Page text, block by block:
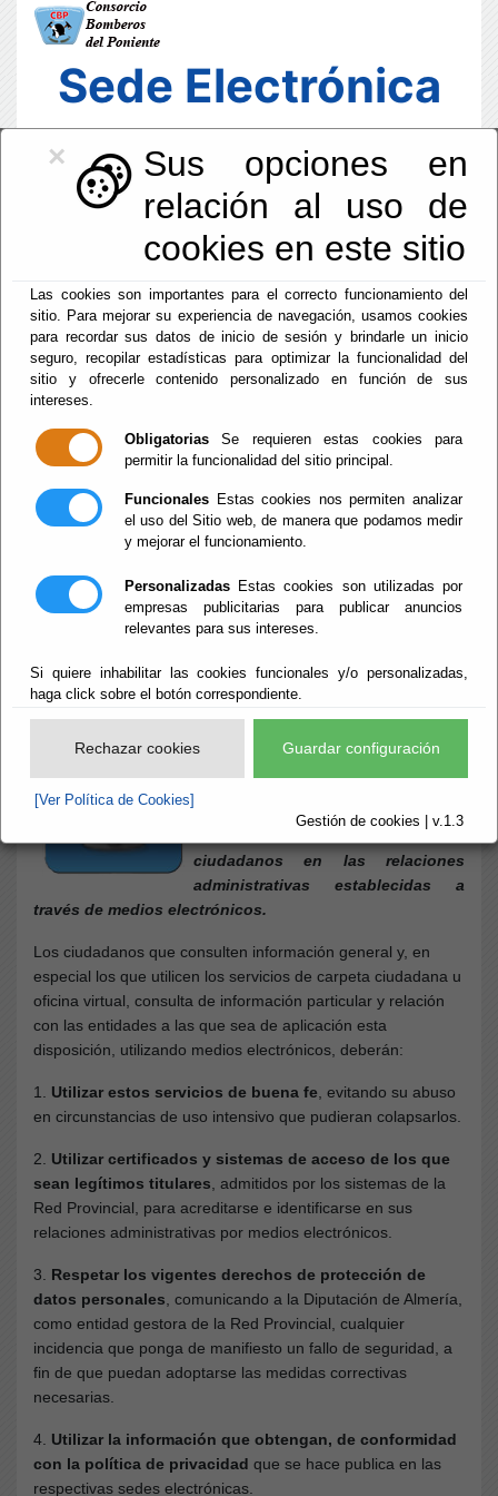
×
Sus opciones en
relación al uso de
cookies en este sitio
Las cookies son importantes para el correcto funcionamiento del
sitio. Para mejorar su experiencia de navegación, usamos cookies
para recordar sus datos de inicio de sesión y brindarle un inicio
seguro, recopilar estadísticas para optimizar la funcionalidad del
sitio y ofrecerle contenido personalizado en función de sus
intereses.
Obligatorias Se requieren estas cookies para
permitir la funcionalidad del sitio principal.
Funcionales Estas cookies nos permiten analizar
el uso del Sitio web, de manera que podamos medir
y mejorar el funcionamiento.
Personalizadas Estas cookies son utilizadas por
empresas publicitarias para publicar anuncios
relevantes para sus intereses.
Si quiere inhabilitar las cookies funcionales y/o personalizadas,
haga click sobre el botón correspondiente.
Rechazar cookies Guardar configuración
[Ver Política de Cookies]
Gestión de cookies | v.1.3
Sede Electrónica
10:53:46
Dom, 9 Agosto 2026
- Deberes de los Ciudadanos
Deberes de los
Ciudadanos
Escuchar
REGLAMENTO REGULADOR DE LA
ciudadanos en las relaciones
administrativas establecidas a
través de medios electrónicos.
Los ciudadanos que consulten información general y, en
especial los que utilicen los servicios de carpeta ciudadana u
oficina virtual, consulta de información particular y relación
con las entidades a las que sea de aplicación esta
disposición, utilizando medios electrónicos, deberán:
1. Utilizar estos servicios de buena fe , evitando su abuso
en circunstancias de uso intensivo que pudieran colapsarlos.
2. Utilizar certificados y sistemas de acceso de los que
sean legítimos titulares , admitidos por los sistemas de la
Red Provincial, para acreditarse e identificarse en sus
relaciones administrativas por medios electrónicos.
3. Respetar los vigentes derechos de protección de
datos personales , comunicando a la Diputación de Almería,
como entidad gestora de la Red Provincial, cualquier
incidencia que ponga de manifiesto un fallo de seguridad, a
fin de que puedan adoptarse las medidas correctivas
necesarias.
4. Utilizar la información que obtengan, de conformidad
con la política de privacidad que se hace publica en las
respectivas sedes electrónicas.